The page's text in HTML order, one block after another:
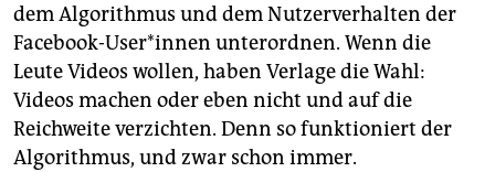
dem Algorithmus und dem Nutzerverhalten der
Facebook-User*innen unterordnen. Wenn die
Leute Videos wollen, haben Verlage die Wahl:
Videos machen oder eben nicht und auf die
Reichweite verzichten. Denn so funktioniert der
Algorithmus, und zwar schon immer.